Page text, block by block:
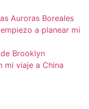
Auroras Boreales
a planear mi
Brooklyn
mi viaje a China